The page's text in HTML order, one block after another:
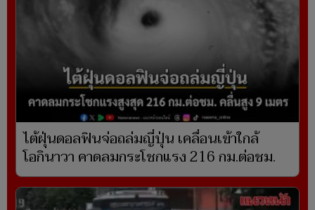
ไต้ฝุ่นดอลฟินจ่อถล่มญี่ปุ่น เคลื่อนเข้าใกล้
โอกินาวา คาดลมกระโชกแรง 216 กม.ต่อชม.